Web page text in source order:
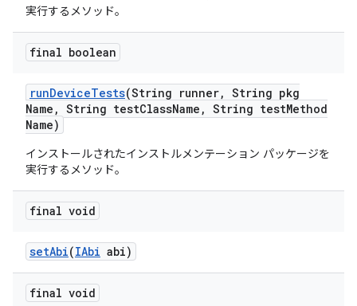
実行するメソッド。
final boolean
runDeviceTests(String runner, String pkg
Name , String testClassName , String testMethod
Name)
インストールされたインストルメンテーション パッケージを
実行するメソッド。
final void
setAbi(IAbi abi)
final void